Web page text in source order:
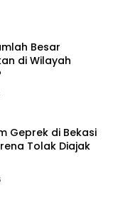
Besar
di Wilayah
Geprek di Bekasi
Tolak Diajak